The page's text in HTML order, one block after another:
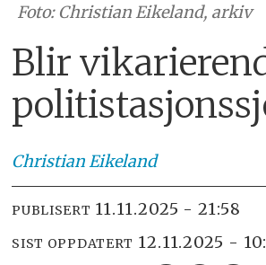
Foto: Christian Eikeland, arkiv
Blir
ChristianEikeland
PUBLISERT 11.11.2025 - 21:58
SIST OPPDATERT 12.11.2025 -